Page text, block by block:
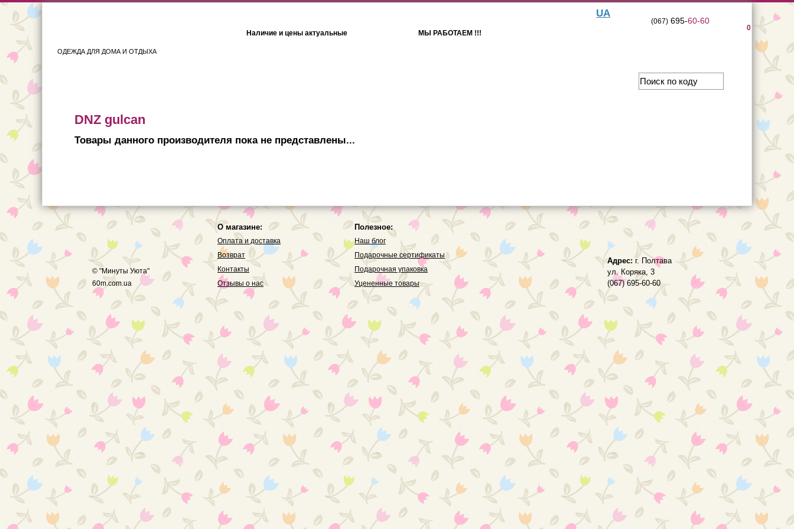
ОДЕЖДА ДЛЯ ДОМА И ОТДЫХА
Наличие и цены актуальные МЫ РАБОТАЕМ !!!
UA
0
(067)695-60-60
DNZ gulcan
Товары данного производителя пока не представлены...
© "Минуты Уюта"
60m.com.ua
О магазине:
Оплата и доставка
Возврат
Контакты
Отзывы о нас
Полезное:
Наш блог
Подарочные сертификаты
Подарочная упаковка
Уцененные товары
Адрес: г. Полтава
ул. Коряка, 3
(067) 695-60-60